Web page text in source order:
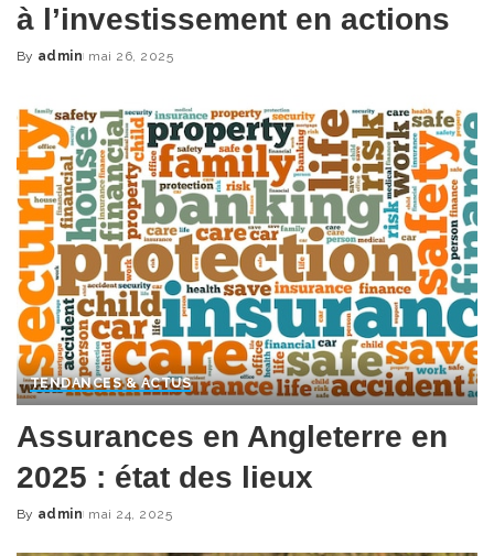
à l’investissement en actions
Posted
By admin mai 26, 2025
TENDANCES & ACTUS
Assurances en Angleterre en
2025 : état des lieux
Posted
By admin mai 24, 2025